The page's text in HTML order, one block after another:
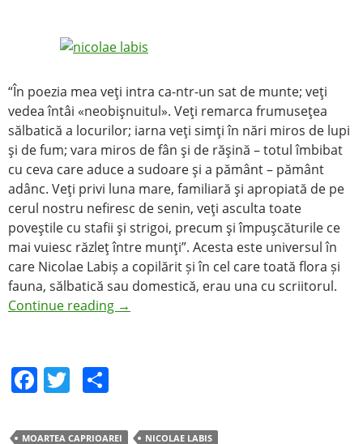
“În poezia mea veţi intra ca-ntr-un sat de munte; veţi
vedea întâi «neobişnuitul». Veţi remarca frumuseţea
sălbatică a locurilor; iarna veţi simţi în nări miros de lupi
şi de fum; vara miros de fân şi de răşină – totul îmbibat
cu ceva care aduce a sudoare şi a pământ – pământ
adânc. Veţi privi luna mare, familiară şi apropiată de pe
cerul nostru nefiresc de senin, veţi asculta toate
poveştile cu stafii şi strigoi, precum şi împuşcăturile ce
mai vuiesc răzleţ între munţi”. Acesta este universul în
care Nicolae Labiș a copilărit și în cel care toată flora și
fauna, sălbatică sau domestică, erau una cu scriitorul.
Continue reading →
F
c
T
itt ar
MOARTEA CAPRIOAREI NICOLAE LABIS